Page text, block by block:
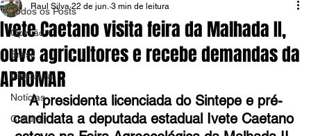
Todos os Posts
Opinião
Brasil
Literatura
Notícias
Cultura
Ivete Caetano visita feira da Malhada II,
ouve agricultores e recebe demandas da
APROMAR
Raul Silva 22 de jun. 3 min de leitura
A presidenta licenciada do Sintepe e pré-
candidata a deputada estadual Ivete Caetano